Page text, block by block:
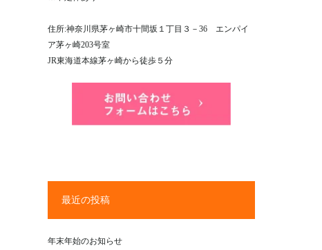
住所:神奈川県茅ヶ崎市十間坂１丁目３－36 エンパイ
ア茅ヶ崎203号室
JR東海道本線茅ヶ崎から徒歩５分
最近の投稿
年末年始のお知らせ